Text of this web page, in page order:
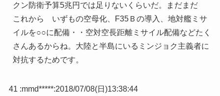
クン防衛予算5兆円では足りないくらいだ。まだまだ
これから いずもの空母化、F35Ｂの導入、地対艦ミサ
イルを○○に配備・・空対空長距離ミサイル配備などたく
さんあるからね。大陸と半島にいるミンジョク主義者に
対抗するためです。
41 :mmd*****:2018/07/08(日)13:38:44